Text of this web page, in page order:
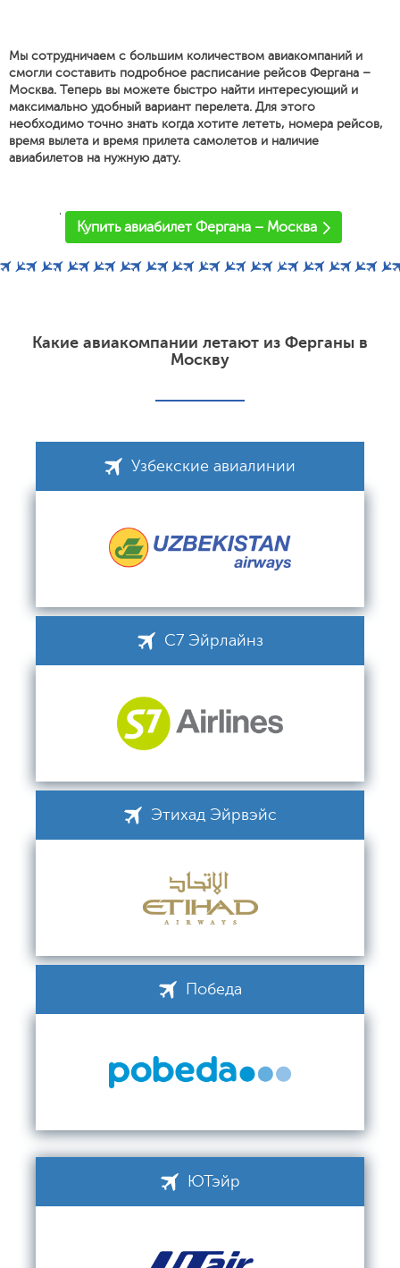
Мы сотрудничаем с большим количеством авиакомпаний и
смогли составить подробное расписание рейсов Фергана –
Москва. Теперь вы можете быстро найти интересующий и
максимально удобный вариант перелета. Для этого
необходимо точно знать когда хотите лететь, номера рейсов,
время вылета и время прилета самолетов и наличие
авиабилетов на нужную дату.
'
Купить авиабилет Фергана – Москва
Какие авиакомпании летают из Ферганы в
Москву
Узбекские авиалинии
С7 Эйрлайнз
Этихад Эйрвэйс
Победа
ЮТэйр